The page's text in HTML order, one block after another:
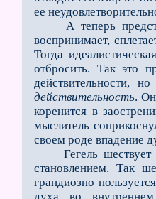
ее
А теперь
воспринимает,
Тогда
отбросить. Так это
действительности,
действительность.
коренится в
мыслитель
своем роде впадение
Гегель шествует
становлением. Так
грандиозно